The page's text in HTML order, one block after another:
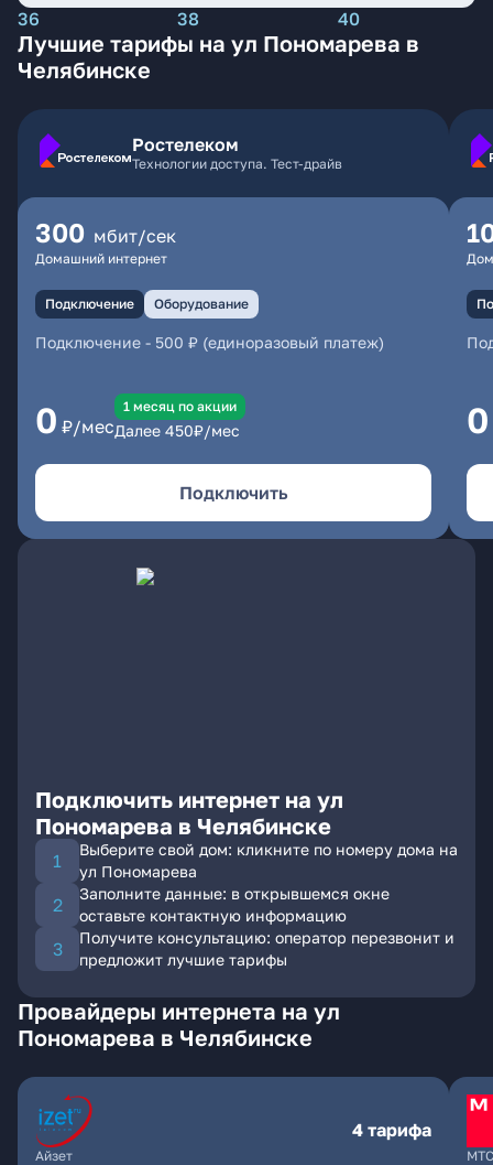
36 38 40
Лучшие тарифы на ул Пономарева в
Челябинске
Ростелеком
Технологии доступа. Тест-драйв
300 мбит/сек
Домашний интернет
Подключение Оборудование
Подключение - 500 ₽ (единоразовый платеж)
0 ₽/мес
1 месяц по акции
Далее 450₽/мес
Подключить
0
Подключить интернет на ул
Пономарева в Челябинске
Выберите свой дом: кликните по номеру дома на
ул Пономарева
Заполните данные: в открывшемся окне
оставьте контактную информацию
Получите консультацию: оператор перезвонит и
предложит лучшие тарифы
Провайдеры интернета на ул
Пономарева в Челябинске
Айзет
4 тарифа
МТС